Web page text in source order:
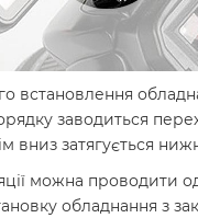
встановлення
заводиться
вниз затягується
можна проводити
обладнання з